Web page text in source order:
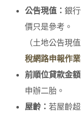
公告現值： 銀
價只是參考。
（土地公告現
稅網路申報作業
前順位貸款金額
申辦二胎。
屋齡： 若屋齡